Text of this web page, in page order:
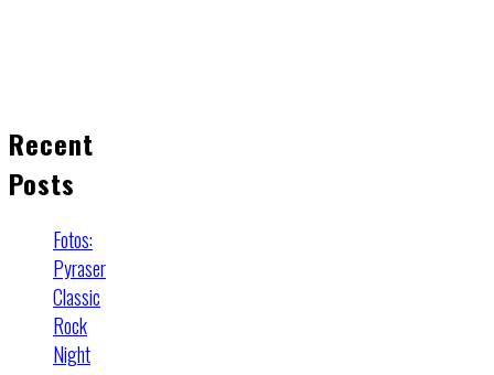
Recent
Posts
Fotos:
Pyraser
Classic
Rock
Night